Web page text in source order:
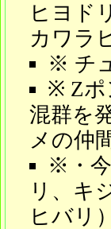
ヒヨド
カワラ
※ チ
※ Zポ
混群を
メの仲
※・
リ、キ
ヒバリ